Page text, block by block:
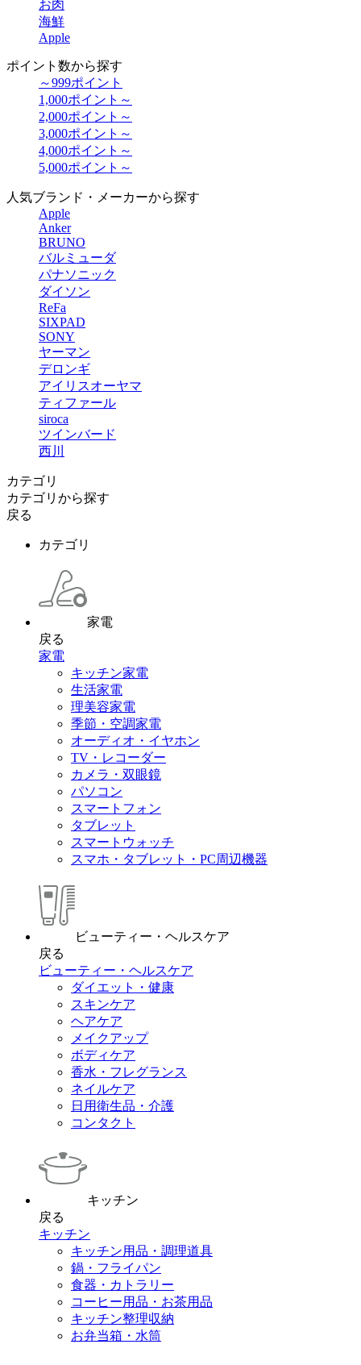
お肉
海鮮
Apple
ポイント数から探す
～999ポイント
1,000ポイント～
2,000ポイント～
3,000ポイント～
4,000ポイント～
5,000ポイント～
人気ブランド・メーカーから探す
Apple
Anker
BRUNO
バルミューダ
パナソニック
ダイソン
ReFa
SIXPAD
SONY
ヤーマン
デロンギ
アイリスオーヤマ
ティファール
siroca
ツインバード
西川
カテゴリ
カテゴリから探す
戻る
カテゴリ
家電
戻る
家電
キッチン家電
生活家電
理美容家電
季節・空調家電
オーディオ・イヤホン
TV・レコーダー
カメラ・双眼鏡
パソコン
スマートフォン
タブレット
スマートウォッチ
スマホ・タブレット・PC周辺機器
ビューティー・ヘルスケア
戻る
ビューティー・ヘルスケア
ダイエット・健康
スキンケア
ヘアケア
メイクアップ
ボディケア
香水・フレグランス
ネイルケア
日用衛生品・介護
コンタクト
キッチン
戻る
キッチン
キッチン用品・調理道具
鍋・フライパン
食器・カトラリー
コーヒー用品・お茶用品
キッチン整理収納
お弁当箱・水筒